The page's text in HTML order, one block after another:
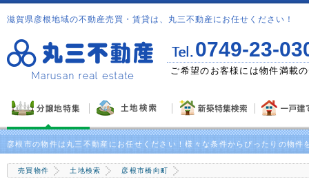
滋賀県彦根地域の不動産売買・賃貸は、丸三不動産にお任せください！
0749-23-
合わせ下さい！ ご希望のお客様には物件満載
彦根市の物件は丸三不動産にお任せください！様々な条件からぴったりの物件
売買物件 土地検索 彦根市橋向町